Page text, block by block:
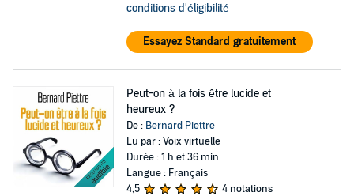
conditions d'éligibilité
Essayez Standard gratuitement
Peut-on à la fois être lucide et
heureux ?
De : Bernard Piettre
Lu par : Voix virtuelle
Durée : 1 h et 36 min
Langue : Français
4,5
4 notations